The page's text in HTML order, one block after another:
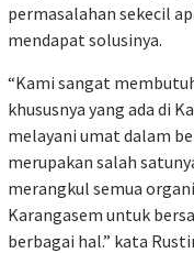
permasalahan sekecil
mendapat solusinya.
“Kami sangat
khususnya yang ada di
melayani umat dalam
merupakan salah
merangkul semua
Karangasem untuk
berbagai hal.” kata